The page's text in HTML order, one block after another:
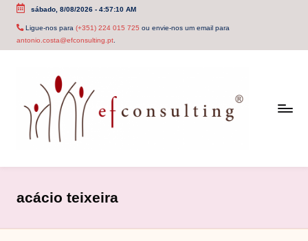
Skip
sábado, 8/08/2026- 4:57:10 AM
Ligue-nos para (+351) 224 015 725 ou envie-nos um email para
antonio.costa@efconsulting.pt.
c
o
acácio teixeira